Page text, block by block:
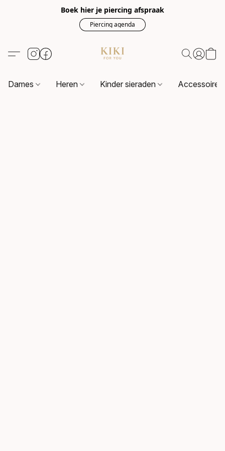
Boek hier je piercing afspraak
Piercing agenda
Dames Heren Kinder sieraden Accessoires